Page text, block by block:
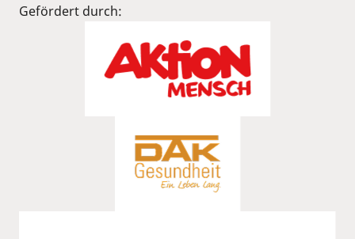
Gefördert durch: